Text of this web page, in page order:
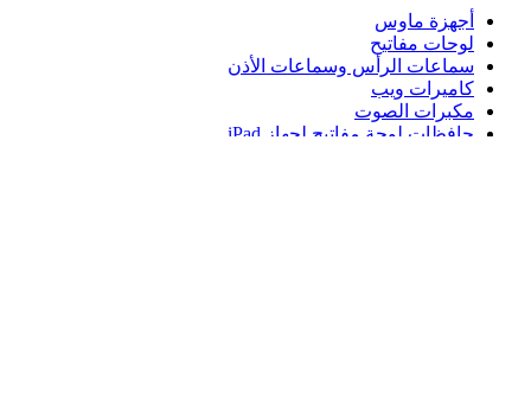
أجهزة ماوس
لوحات مفاتيح
سماعات الرأس وسماعات الأذن
كاميرات ويب
مكبرات الصوت
حافظات لوحة مفاتيح لجهاز iPad